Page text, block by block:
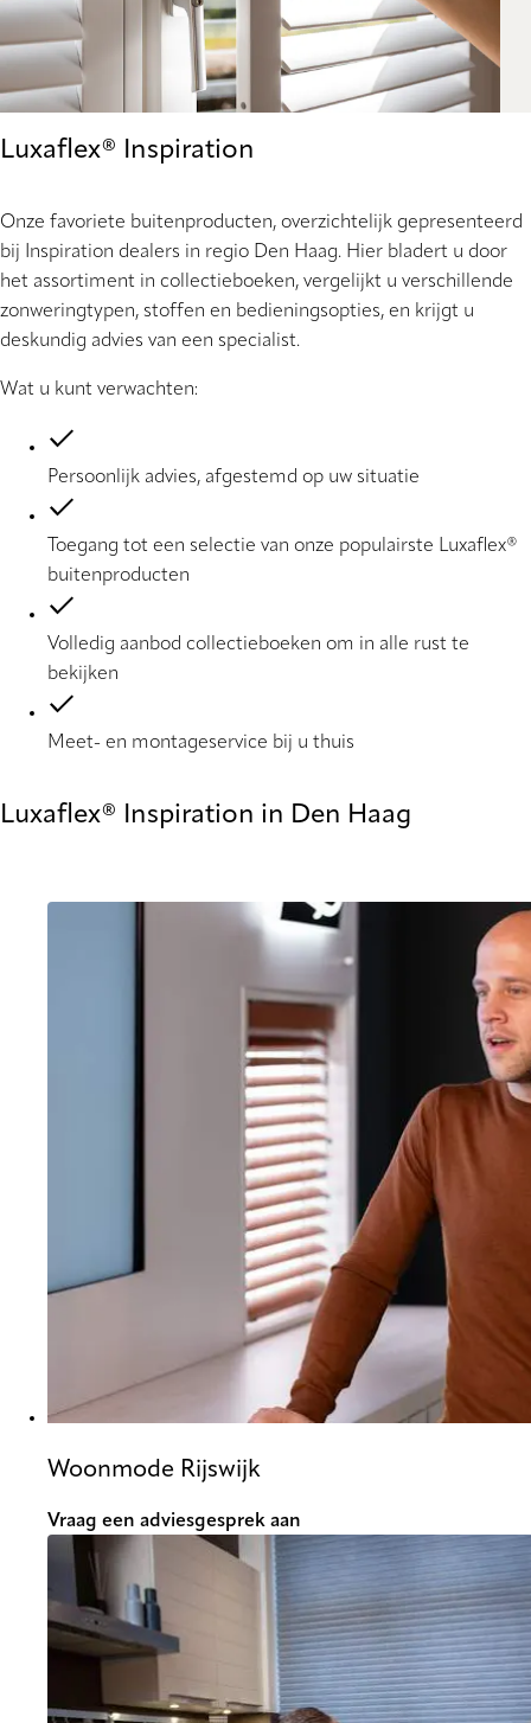
Luxaflex® Inspiration
Onze favoriete buitenproducten, overzichtelijk gepresenteerd
bij Inspiration dealers in regio Den Haag. Hier bladert u door
het assortiment in collectieboeken, vergelijkt u verschillende
zonweringtypen, stoffen en bedieningsopties, en krijgt u
deskundig advies van een specialist.
Wat u kunt verwachten:
Persoonlijk advies, afgestemd op uw situatie
Toegang tot een selectie van onze populairste Luxaflex®
buitenproducten
Volledig aanbod collectieboeken om in alle rust te
bekijken
Meet- en montageservice bij u thuis
Luxaflex® Inspiration in Den Haag
Woonmode Rijswijk
Vraag een adviesgesprek aan